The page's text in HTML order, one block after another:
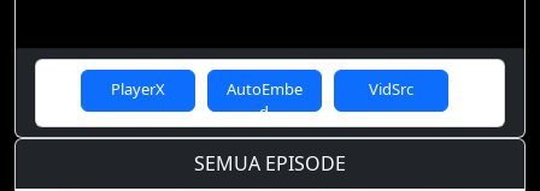
PlayerX
AutoEmbe
d
VidSrc
SEMUA EPISODE